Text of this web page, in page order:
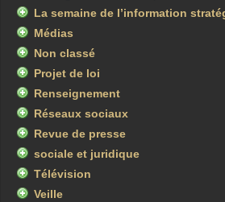
La semaine de l’information
Médias
Non classé
Projet de loi
Renseignement
Réseaux sociaux
Revue de presse
sociale et juridique
Télévision
Veille